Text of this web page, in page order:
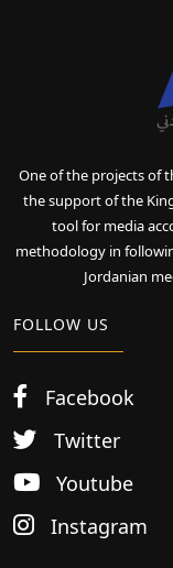
One of the projects of
the support of the
tool for media
methodology in
Jordanian
FOLLOW US
Facebook
Twitter
Youtube
Instagram